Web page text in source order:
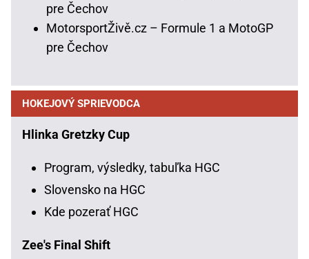
pre Čechov
MotorsportŽivě.cz – Formule 1 a MotoGP
pre Čechov
HOKEJOVÝ SPRIEVODCA
Hlinka Gretzky Cup
Program, výsledky, tabuľka HGC
Slovensko na HGC
Kde pozerať HGC
Zee's Final Shift